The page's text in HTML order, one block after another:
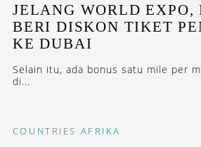
JELANG WORLD EXPO,
BERI DISKON TIKET
KE DUBAI
Selain itu, ada bonus satu mile per
di...
COUNTRIES AFRIKA